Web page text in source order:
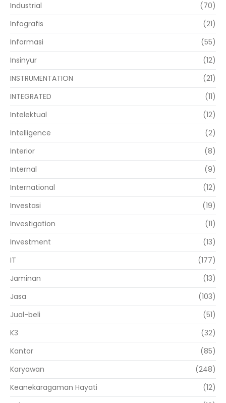
Industrial
(70)
Infografis
(21)
Informasi
(55)
Insinyur
(12)
INSTRUMENTATION
(21)
INTEGRATED
(11)
Intelektual
(12)
Intelligence
(2)
Interior
(8)
Internal
(9)
International
(12)
Investasi
(19)
Investigation
(11)
Investment
(13)
IT
(177)
Jaminan
(13)
Jasa
(103)
Jual-beli
(51)
K3
(32)
Kantor
(85)
Karyawan
(248)
Keanekaragaman Hayati
(12)